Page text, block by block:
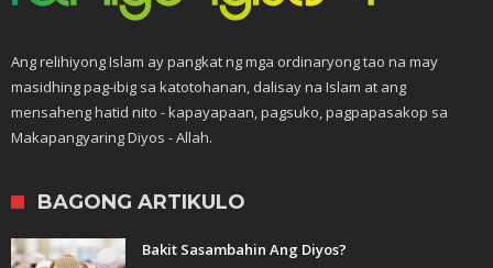
Ang relihiyong Islam ay pangkat ng mga ordinaryong tao na may
masidhing pag-ibig sa katotohanan, dalisay na Islam at ang
mensaheng hatid nito - kapayapaan, pagsuko, pagpapasakop sa
Makapangyaring Diyos - Allah.
BAGONG ARTIKULO
Bakit Sasambahin Ang Diyos?